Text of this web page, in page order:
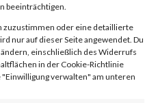
beeinträchtigen.
zuzustimmen oder eine detaillierte
nur auf dieser Seite angewendet. Du
einschließlich des Widerrufs
in der Cookie-Richtlinie
verwalten" am unteren